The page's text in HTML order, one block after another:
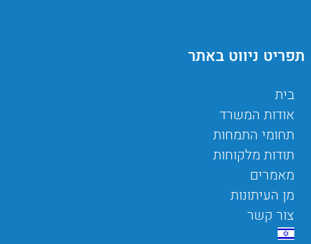
תפריט ניווט באתר
בית
אודות המשרד
תחומי התמחות
תודות מלקוחות
מאמרים
מן העיתונות
צור קשר